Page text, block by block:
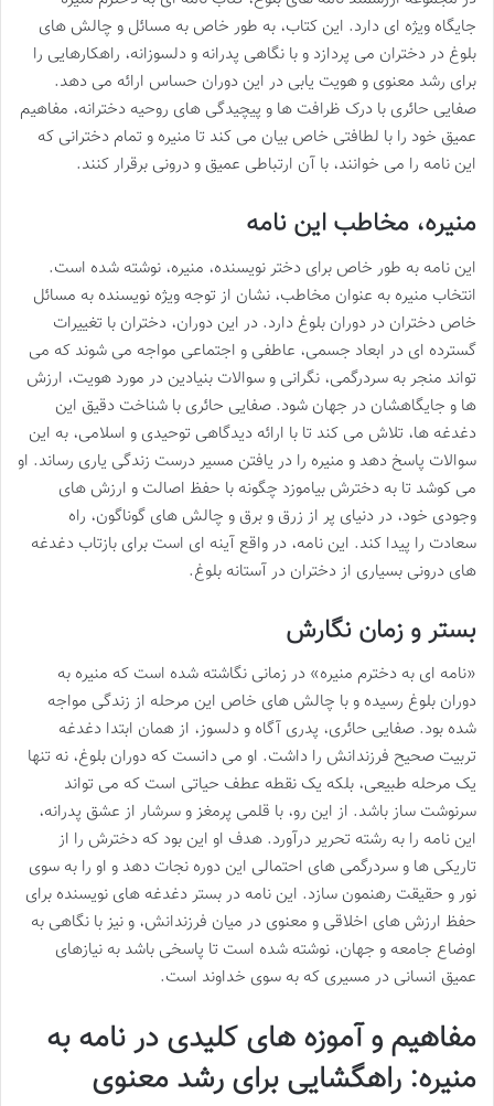
جایگاه ویژه ای دارد. این کتاب، به طور خاص به مسائل و چالش های
بلوغ در دختران می پردازد و با نگاهی پدرانه و دلسوزانه، راهکارهایی را
برای رشد معنوی و هویت یابی در این دوران حساس ارائه می دهد.
صفایی حائری با درک ظرافت ها و پیچیدگی های روحیه دخترانه، مفاهیم
عمیق خود را با لطافتی خاص بیان می کند تا منیره و تمام دخترانی که
این نامه را می خوانند، با آن ارتباطی عمیق و درونی برقرار کنند.
منیره، مخاطب این نامه
این نامه به طور خاص برای دختر نویسنده، منیره، نوشته شده است.
انتخاب منیره به عنوان مخاطب، نشان از توجه ویژه نویسنده به مسائل
خاص دختران در دوران بلوغ دارد. در این دوران، دختران با تغییرات
گسترده ای در ابعاد جسمی، عاطفی و اجتماعی مواجه می شوند که می
تواند منجر به سردرگمی، نگرانی و سوالات بنیادین در مورد هویت، ارزش
ها و جایگاهشان در جهان شود. صفایی حائری با شناخت دقیق این
دغدغه ها، تلاش می کند تا با ارائه دیدگاهی توحیدی و اسلامی، به این
سوالات پاسخ دهد و منیره را در یافتن مسیر درست زندگی یاری رساند. او
می کوشد تا به دخترش بیاموزد چگونه با حفظ اصالت و ارزش های
وجودی خود، در دنیای پر از زرق و برق و چالش های گوناگون، راه
سعادت را پیدا کند. این نامه، در واقع آینه ای است برای بازتاب دغدغه
های درونی بسیاری از دختران در آستانه بلوغ.
بستر و زمان نگارش
«نامه ای به دخترم منیره» در زمانی نگاشته شده است که منیره به
دوران بلوغ رسیده و با چالش های خاص این مرحله از زندگی مواجه
شده بود. صفایی حائری، پدری آگاه و دلسوز، از همان ابتدا دغدغه
تربیت صحیح فرزندانش را داشت. او می دانست که دوران بلوغ، نه تنها
یک مرحله طبیعی، بلکه یک نقطه عطف حیاتی است که می تواند
سرنوشت ساز باشد. از این رو، با قلمی پرمغز و سرشار از عشق پدرانه،
این نامه را به رشته تحریر درآورد. هدف او این بود که دخترش را از
تاریکی ها و سردرگمی های احتمالی این دوره نجات دهد و او را به سوی
نور و حقیقت رهنمون سازد. این نامه در بستر دغدغه های نویسنده برای
حفظ ارزش های اخلاقی و معنوی در میان فرزندانش، و نیز با نگاهی به
اوضاع جامعه و جهان، نوشته شده است تا پاسخی باشد به نیازهای
عمیق انسانی در مسیری که به سوی خداوند است.
مفاهیم و آموزه های کلیدی در نامه به
منیره: راهگشایی برای رشد معنوی